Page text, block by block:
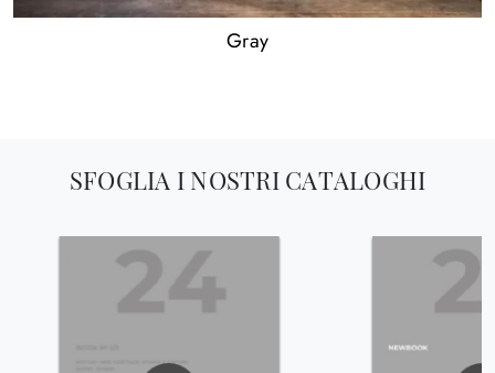
Gray
SFOGLIA I NOSTRI CATALOGHI